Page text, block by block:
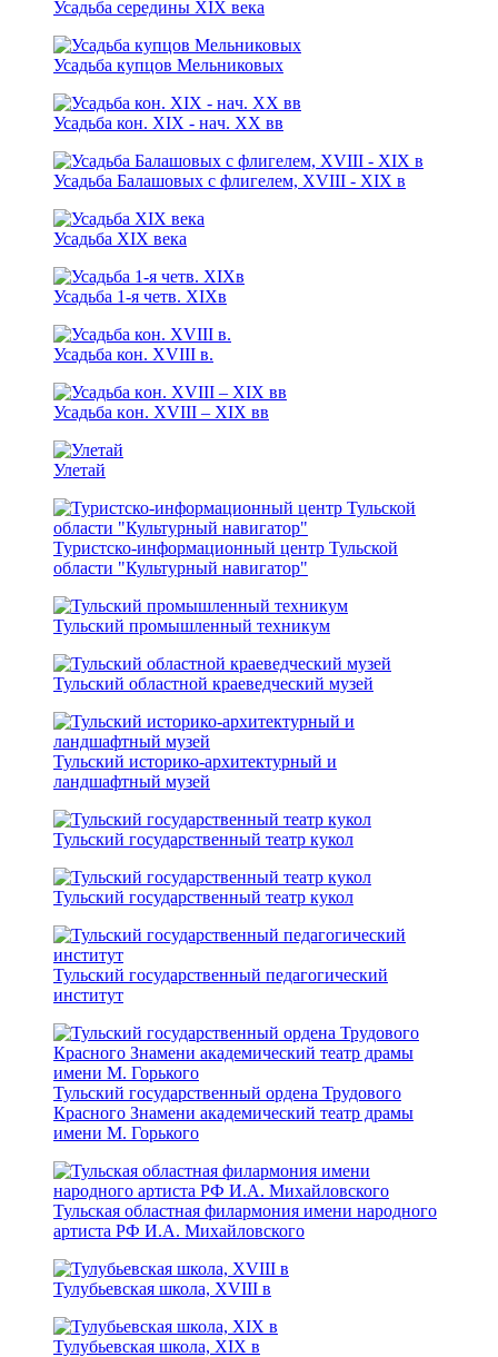
Усадьба середины XIX века
Усадьба купцов Мельниковых
Усадьба кон. XIX - нaч. XX вв
Усадьба Балашовых с флигелем, XVIII - XIX в
Усадьба XIX века
Усадьба 1-я чeтв. XIXв
Усадьба кон. XVIII в.
Усадьба кoн. XVIII – XIX вв
Улетай
Туристско-информационный центр Тульской
области "Культурный навигатор"
Тульский промышленный техникум
Тульский областной краеведческий музей
Тульский историко-архитектурный и
ландшафтный музей
Тульский государственный театр кукол
Тульский государственный театр кукол
Тульский государственный педагогический
институт
Тульский государственный ордена Трудового
Красного Знамени академический театр драмы
имени М. Горького
Тульская областная филармония имени народного
артиста РФ И.А. Михайловского
Тулубьевская школа, ХVIII в
Тулубьевская школа, ХIX в